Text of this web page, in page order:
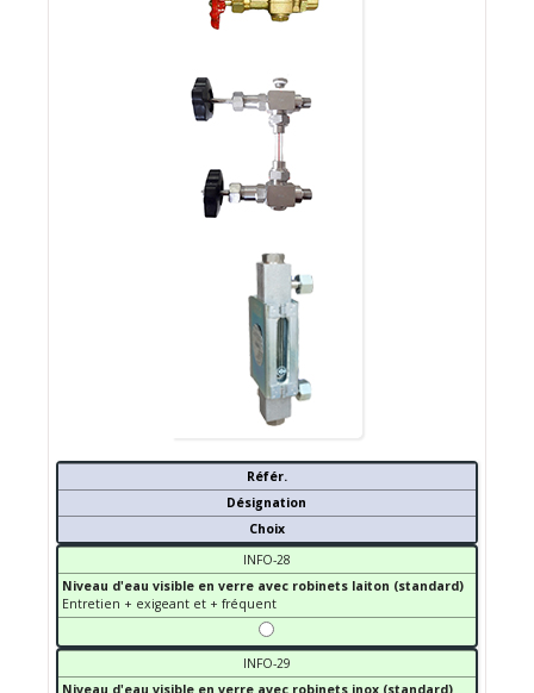
Référ.
Désignation
Choix
INFO-28
Niveau d'eau visible en verre avec robinets laiton (standard)
Entretien + exigeant et + fréquent
INFO-29
Niveau d'eau visible en verre avec robinets inox (standard)